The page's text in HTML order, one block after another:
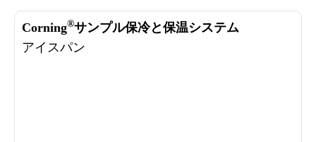
を-196～100℃までの温度範囲の熱源に直接置くと急速
に設定温度に到達します。 CoolRackは優れた熱伝導性
を有し、冷却、冷凍、保温、解凍時に±0.1℃の範囲内
で全てのチューブとウェルの温度の均一性を維持しま
Corning®サンプル保冷と保温システム
アイスパン